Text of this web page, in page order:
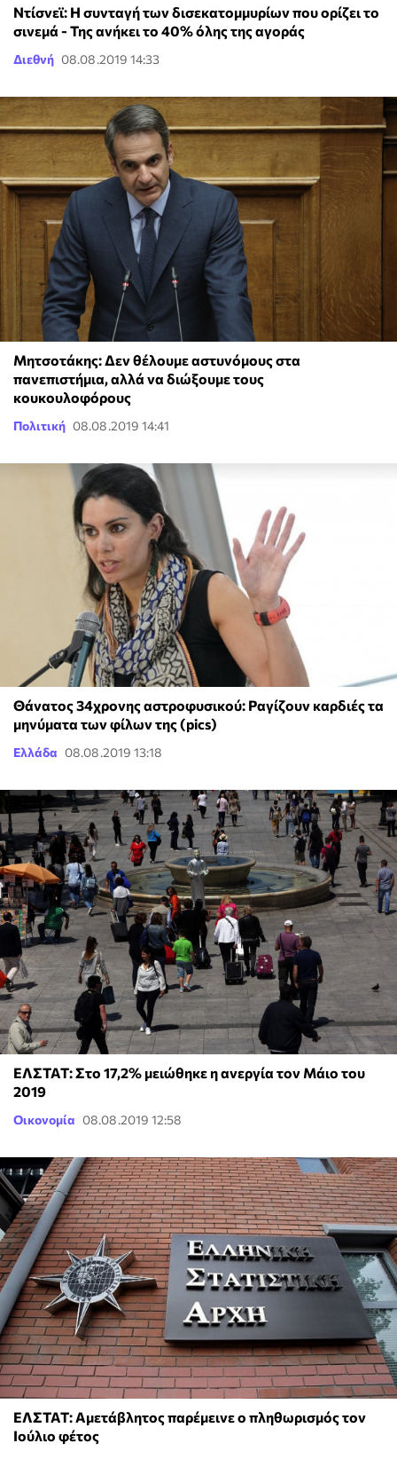
Ντίσνεϊ: Η συνταγή των δισεκατομμυρίων που ορίζει το
σινεμά - Της ανήκει το 40% όλης της αγοράς
Διεθνή 08.08.2019 14:33
Μητσοτάκης: Δεν θέλουμε αστυνόμους στα
πανεπιστήμια, αλλά να διώξουμε τους
κουκουλοφόρους
Πολιτική 08.08.2019 14:41
Θάνατος 34χρονης αστροφυσικού: Ραγίζουν καρδιές τα
μηνύματα των φίλων της (pics)
Ελλάδα 08.08.2019 13:18
ΕΛΣΤΑΤ: Στο 17,2% μειώθηκε η ανεργία τον Μάιο του
2019
Οικονομία 08.08.2019 12:58
ΕΛΣΤΑΤ: Αμετάβλητος παρέμεινε ο πληθωρισμός τον
Ιούλιο φέτος